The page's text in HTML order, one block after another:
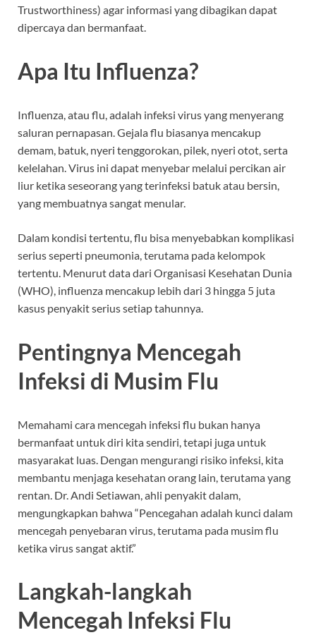
Trustworthiness) agar informasi yang dibagikan dapat
dipercaya dan bermanfaat.
Apa Itu Influenza?
Influenza, atau flu, adalah infeksi virus yang menyerang
saluran pernapasan. Gejala flu biasanya mencakup
demam, batuk, nyeri tenggorokan, pilek, nyeri otot, serta
kelelahan. Virus ini dapat menyebar melalui percikan air
liur ketika seseorang yang terinfeksi batuk atau bersin,
yang membuatnya sangat menular.
Dalam kondisi tertentu, flu bisa menyebabkan komplikasi
serius seperti pneumonia, terutama pada kelompok
tertentu. Menurut data dari Organisasi Kesehatan Dunia
(WHO), influenza mencakup lebih dari 3 hingga 5 juta
kasus penyakit serius setiap tahunnya.
Pentingnya Mencegah
Infeksi di Musim Flu
Memahami cara mencegah infeksi flu bukan hanya
bermanfaat untuk diri kita sendiri, tetapi juga untuk
masyarakat luas. Dengan mengurangi risiko infeksi, kita
membantu menjaga kesehatan orang lain, terutama yang
rentan. Dr. Andi Setiawan, ahli penyakit dalam,
mengungkapkan bahwa “Pencegahan adalah kunci dalam
mencegah penyebaran virus, terutama pada musim flu
ketika virus sangat aktif.”
Langkah-langkah
Mencegah Infeksi Flu